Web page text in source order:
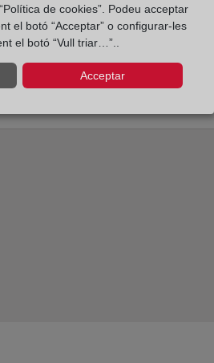
Nacionalidad, un año después
de cookies”. Podeu acceptar
el botó “Acceptar” o configurar-les
el botó “Vull triar…”..
Acceptar